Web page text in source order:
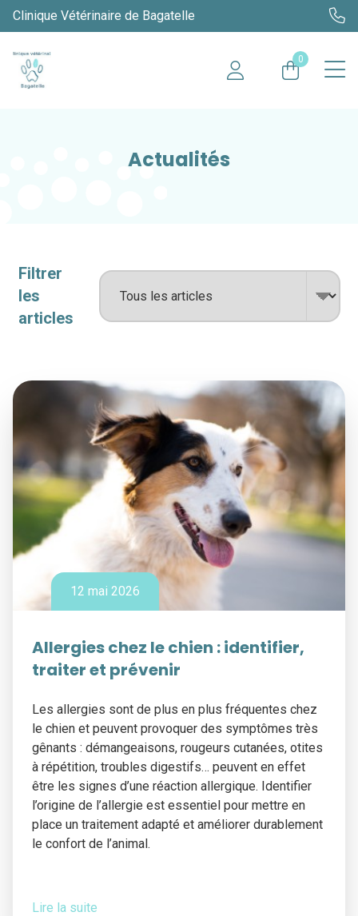
Clinique Vétérinaire de Bagatelle
0
Actualités
Filtrer
les
articles
12 mai 2026
Allergies chez le chien : identifier,
traiter et prévenir
Les allergies sont de plus en plus fréquentes chez
le chien et peuvent provoquer des symptômes très
gênants : démangeaisons, rougeurs cutanées, otites
à répétition, troubles digestifs… peuvent en effet
être les signes d’une réaction allergique. Identifier
l’origine de l’allergie est essentiel pour mettre en
place un traitement adapté et améliorer durablement
le confort de l’animal.
Lire la suite